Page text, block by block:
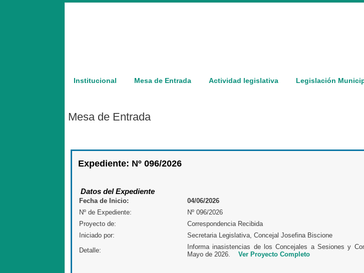
Institucional Mesa de Entrada Actividad legislativa Legislación
Mesa de Entrada
Expediente: Nº 096/2026
Datos del Expediente
Fecha de Inicio:
04/06/2026
Nº de Expediente:
Nº 096/2026
Proyecto de:
Correspondencia Recibida
Iniciado por:
Secretaria Legislativa, Concejal Josefina Biscione
Detalle:
Informa inasistencias de los Concejales a Sesiones y
Mayo de 2026.
Ver Proyecto Completo